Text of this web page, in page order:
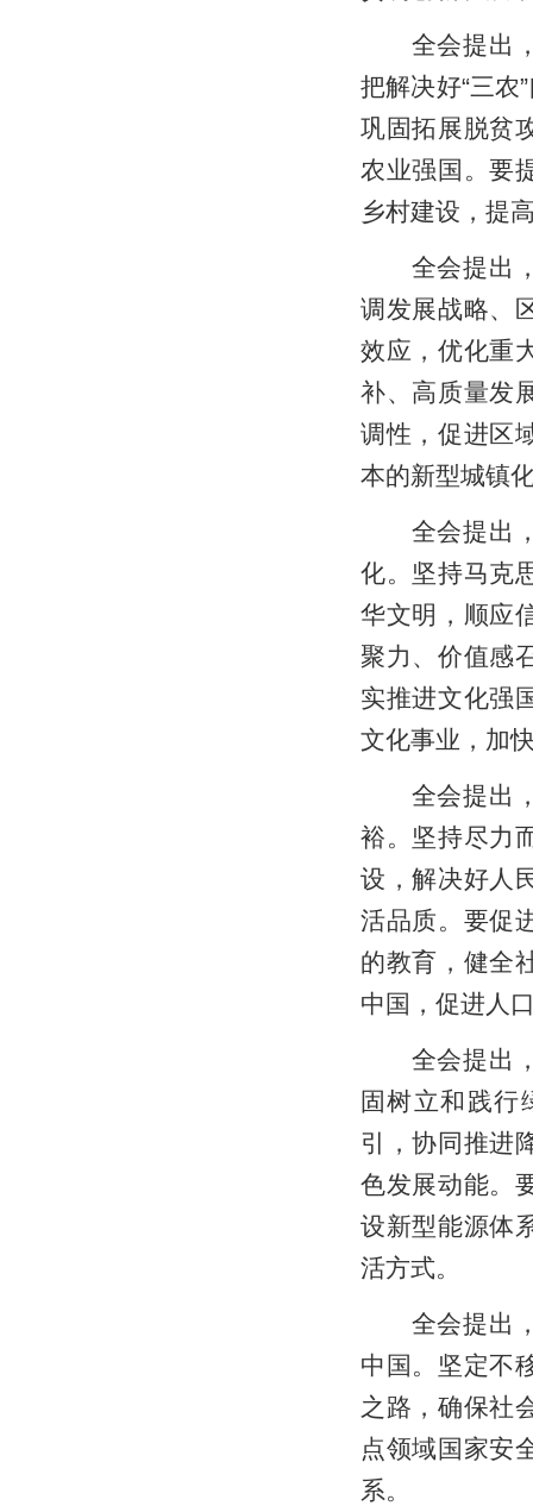
全会提出，
把解决好“三农
巩固拓展脱贫
农业强国。要
乡村建设，提
全会提出，
调发展战略、
效应，优化重
补、高质量发
调性，促进区
本的新型城镇
全会提出，
化。坚持马克
华文明，顺应
聚力、价值感
实推进文化强
文化事业，加
全会提出，
裕。坚持尽力
设，解决好人
活品质。要促
的教育，健全
中国，促进人
全会提出，
固树立和践行
引，协同推进
色发展动能。
设新型能源体
活方式。
全会提出，
中国。坚定不
之路，确保社
点领域国家安
系。